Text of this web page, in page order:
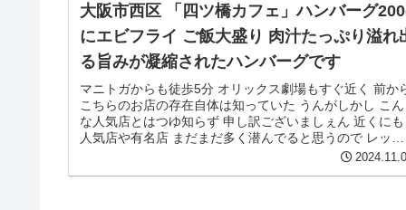
大阪市西区 「四ツ橋カフェ」ハンバーグ
にエビフライ ご飯大盛り 肉汁たっぷり溢れ
る旨みが凝縮されたハンバーグです
マニトガからも徒歩5分 オリックス劇場もすぐ近く 前か
こちらのお店の存在自体は知っていた うんがしかし こん
な人気店とはつゆ知らず 申し訳ございましぇん 近くにも
人気店や有名店 まだまだ多く潜んでると思うので レッツ